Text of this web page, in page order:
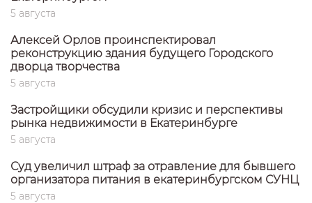
5 августа
Алексей Орлов проинспектировал
реконструкцию здания будущего Городского
дворца творчества
5 августа
Застройщики обсудили кризис и перспективы
рынка недвижимости в Екатеринбурге
5 августа
Суд увеличил штраф за отравление для бывшего
организатора питания в екатеринбургском СУНЦ
5 августа